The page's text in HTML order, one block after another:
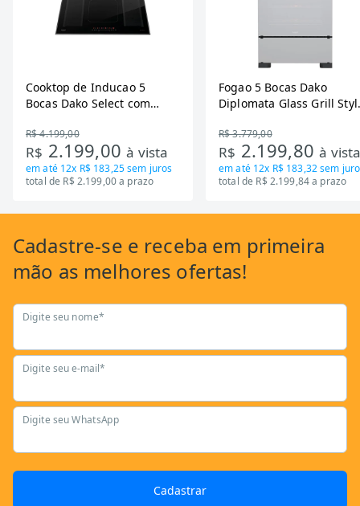
Cooktop de Inducao 5
Bocas Dako Select com
R$ 4.199,00
R$ 2.199,00à vista
em até 12x R$ 183,25sem juros
total de R$ 2.199,00 a prazo
Fogao 5 Bocas Dako
Diplomata Glass Grill
R$ 3.779,00
R$ 2.199,80à
em até 12x R$ 183,32sem
total de R$ 2.199,84 a prazo
Cadastre-se e receba em primeira
mão as melhores ofertas!
Digite seu nome*
Digite seu e-mail*
Digite seu WhatsApp
Cadastrar